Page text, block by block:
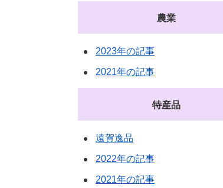
農業
2023年の記事
2021年の記事
特産品
遠賀逸品
2022年の記事
2021年の記事